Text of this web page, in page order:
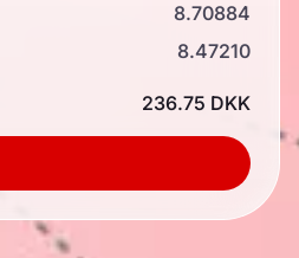
8.70884
8.47210
236.75 DKK